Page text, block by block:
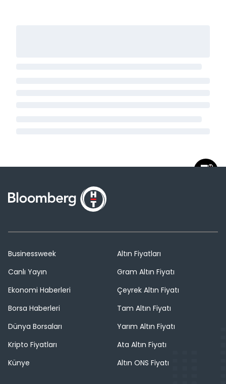
Businessweek
Canlı Yayın
Ekonomi Haberleri
Borsa Haberleri
Dünya Borsaları
Kripto Fiyatları
Künye
Altın Fiyatları
Gram Altın Fiyatı
Çeyrek Altın Fiyatı
Tam Altın Fiyatı
Yarım Altın Fiyatı
Ata Altın Fiyatı
Altın ONS Fiyatı